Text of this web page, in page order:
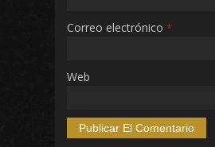
Correo electrónico *
Web